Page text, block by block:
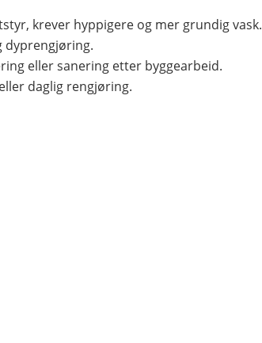
krever hyppigere og mer grundig vask.
dyprengjøring.
eller sanering etter byggearbeid.
daglig rengjøring.